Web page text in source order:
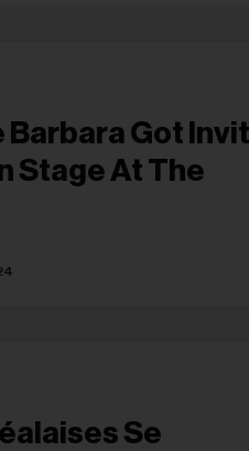
Barbara Got
Stage At The
Se